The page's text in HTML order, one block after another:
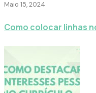
Maio 15, 2024
Como colocar linhas